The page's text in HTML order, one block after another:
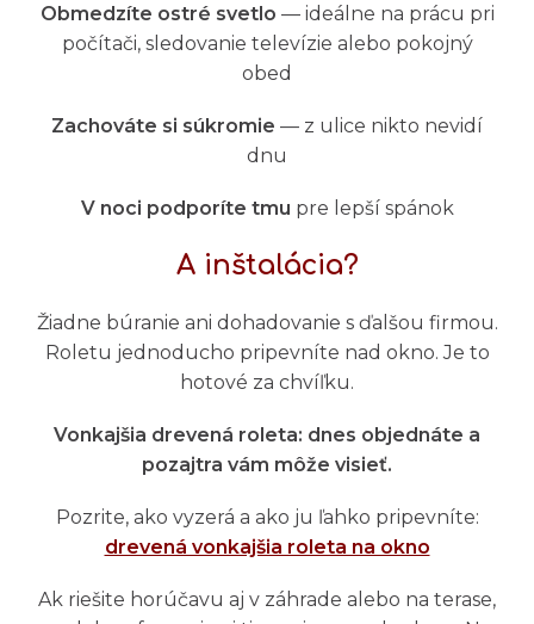
Obmedzíte ostré svetlo — ideálne na prácu pri
počítači, sledovanie televízie alebo pokojný
obed
Zachováte si súkromie — z ulice nikto nevidí
dnu
V noci podporíte tmu pre lepší spánok
A inštalácia?
Žiadne búranie ani dohadovanie s ďalšou firmou.
Roletu jednoducho pripevníte nad okno. Je to
hotové za chvíľku.
Vonkajšia drevená roleta: dnes objednáte a
pozajtra vám môže visieť.
Pozrite, ako vyzerá a ako ju ľahko pripevníte:
drevená vonkajšia roleta na okno
Ak riešite horúčavu aj v záhrade alebo na terase,